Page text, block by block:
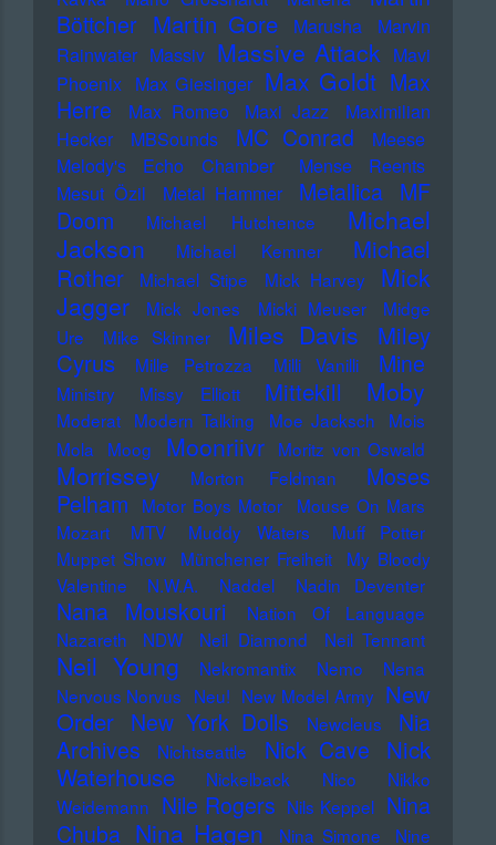
Böttcher Martin Gore Marusha
Marvin
Rainwater Massiv Massive Attack Mavi
Phoenix Max Giesinger Max Goldt Max
Herre
Max Romeo Maxi Jazz
Maximilian
Hecker
MBSounds MC Conrad
Meese
Melody's Echo Chamber
Mense Reents
Mesut Özil
Metal Hammer Metallica MF
Doom
Michael Hutchence
Michael
Jackson
Michael Kemner
Michael
Rother
Michael Stipe Mick Harvey
Mick
Jagger
Mick Jones Micki Meuser
Midge
Ure
Mike Skinner Miles Davis
Miley
Cyrus
Mille Petrozza Milli Vanilli Mine
Ministry Missy Elliott Mittekill Moby
Moderat Modern Talking Moe Jacksch
Mois
Mola
Moog Moonriivr Moritz von Oswald
Morrissey Morton Feldman
Moses
Pelham
Motor Boys Motor
Mouse On Mars
Mozart
MTV Muddy Waters
Muff Potter
Muppet Show
Münchener Freiheit
My Bloody
Valentine
N.W.A. Naddel Nadin Deventer
Nana Mouskouri
Nation Of Language
Nazareth
NDW Neil Diamond Neil Tennant
Neil Young Nekromantix Nemo
Nena
Nervous Norvus Neu! New Model Army New
Order New York Dolls Newcleus
Nia
Archives
Nichtseattle Nick Cave
Nick
Waterhouse
Nickelback Nico
Nikko
Weidemann Nile Rogers Nils Keppel Nina
Chuba Nina Hagen Nina Simone Nine